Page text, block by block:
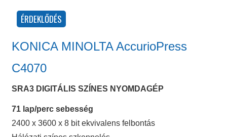
KONICA MINOLTA AccurioPress
C4070
SRA3 DIGITÁLIS SZÍNES NYOMDAGÉP
71 lap/perc sebesség
2400 x 3600 x 8 bit ekvivalens felbontás